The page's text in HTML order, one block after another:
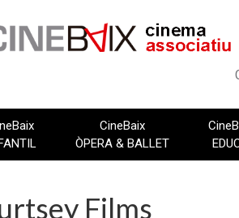
CineBaix
ÒPERA & BALLET
Films